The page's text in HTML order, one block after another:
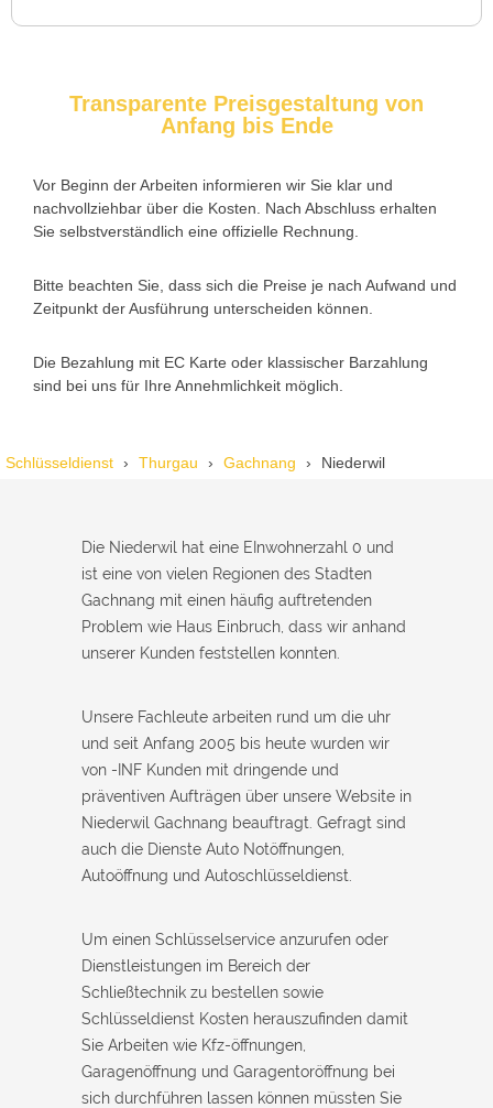
Daniel W. aus Uster
Zuverlässiger Service bei einem verlorenen Haustürschlüssel.
Die Tür wurde ohne Kratzer geöffnet, nur der Preis war leicht
N Nadine H. aus Aadorf
Wir standen mit den Kindern vor verschlossener Tür – der
Transparente Preisgestaltung von
Anfang bis Ende
Vor Beginn der Arbeiten informieren wir Sie klar und
nachvollziehbar über die Kosten. Nach Abschluss erhalten
Sie selbstverständlich eine offizielle Rechnung.
Bitte beachten Sie, dass sich die Preise je nach Aufwand und
Zeitpunkt der Ausführung unterscheiden können.
Die Bezahlung mit EC Karte oder klassischer Barzahlung
sind bei uns für Ihre Annehmlichkeit möglich.
Schlüsseldienst Thurgau Gachnang Niederwil
Die Niederwil hat eine EInwohnerzahl 0 und
ist eine von vielen Regionen des Stadten
Gachnang mit einen häufig auftretenden
Problem wie Haus Einbruch, dass wir anhand
unserer Kunden feststellen konnten.
Unsere Fachleute arbeiten rund um die uhr
und seit Anfang 2005 bis heute wurden wir
von -INF Kunden mit dringende und
präventiven Aufträgen über unsere Website in
Niederwil Gachnang beauftragt. Gefragt sind
auch die Dienste Auto Notöffnungen,
Autoöffnung und Autoschlüsseldienst.
Um einen Schlüsselservice anzurufen oder
Dienstleistungen im Bereich der
Schließtechnik zu bestellen sowie
Schlüsseldienst Kosten herauszufinden damit
Sie Arbeiten wie Kfz-öffnungen,
Garagenöffnung und Garagentoröffnung bei
sich durchführen lassen können müssten Sie